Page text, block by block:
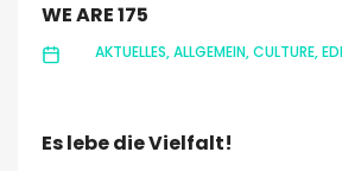
WE ARE 175
Februar 1, 2026 1 Min Read
AKTUELLES ALLGEMEIN CULTURE
Es lebe die Vielfalt!